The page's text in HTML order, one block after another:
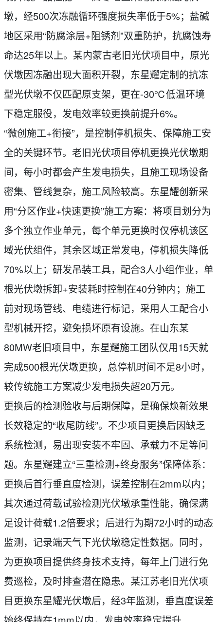
墩，经500次冻融循环强度损失率低于5%；盐碱
地区采用“防腐涂层+阻锈剂”双重防护，抗腐蚀寿
命达25年以上。某内蒙古老旧光伏项目中，原光
伏墩因冻融出现大面积开裂，东星耀定制的抗冻
型光伏墩不仅匹配原支架，更在-30℃低温环境
下稳定服役，发电效率较更换前提升6%。
“微创施工+衔接”，是控制停机损失、保障施工安
全的关键环节。老旧光伏项目停机更换光伏墩期
间，每小时都会产生发电损失，且施工现场设备
密集、管线复杂，施工风险较高。东星耀创新采
用“分区作业+快速更换”施工方案：将项目划分为
多个独立作业单元，每个单元更换时仅停机该区
域光伏组件，其余区域正常发电，停机损失降低
70%以上；研发吊装工具，配合3人小组作业，单
根光伏墩拆卸+安装耗时控制在40分钟内；施工
前对现场管线、电缆进行标记，采用人工配合小
型机械开挖，避免损坏原有设施。在山东某
80MW老旧项目中，东星耀施工团队仅用15天就
完成500根光伏墩更换，总停机时间不足8小时，
较传统施工方案减少发电损失超20万元。
更换后的检测验收与后期保障，是确保焕新效果
长效稳定的“收尾防线”。不少项目更换后因缺乏
系统检测，易出现安装不牢固、承载力不足等问
题。东星耀建立“三重检测+终身服务”保障体系：
更换后首行垂直度检测，误差控制在2mm以内；
其次通过荷载试验检测光伏墩承重性能，确保满
足设计荷载1.2倍要求；后进行为期72小时的动态
监测，记录端天气下光伏墩稳定性数据。同时，
为更换项目提供终身技术支持，每年上门进行免
费巡检，及时排查潜在隐患。某江苏老旧光伏项
目更换东星耀光伏墩后，经3年监测，垂直度误差